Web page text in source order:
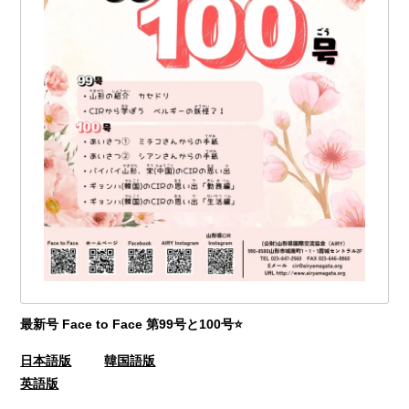
最新号 Face to Face 第99号と100号⭐
日本語版
韓国語版
英語版